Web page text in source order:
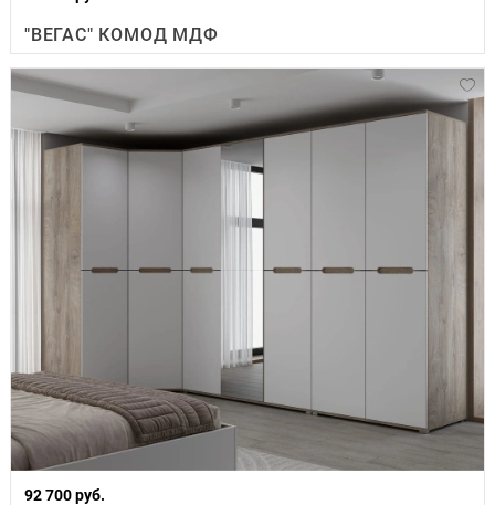
"ВЕГАС" КОМОД МДФ
92 700 руб.